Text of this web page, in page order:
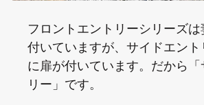
フロントエントリーシリーズ
付いていますが、サイドエン
に扉が付いています。だから「
リー」です。